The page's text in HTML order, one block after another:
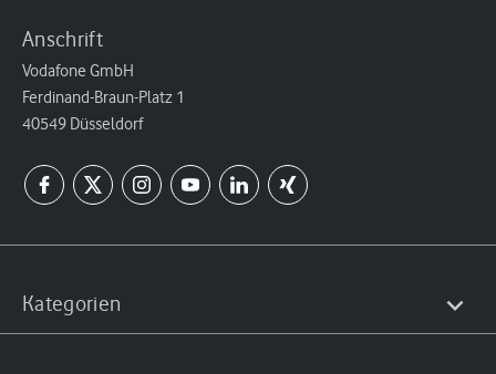
Anschrift
Vodafone GmbH
Ferdinand-Braun-Platz 1
40549 Düsseldorf
Kategorien